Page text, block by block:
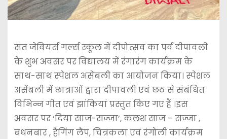
संत जेवियर्स गर्ल्स स्कूल में दीपोत्सव का पर्व दीपावली
के शुभ अवसर पर विद्यालय में रंगारंग कार्यक्रम के
साथ-साथ स्पेशल असेंबली का आयोजन किया। स्पेशल
असेंबली में छात्राओं द्वारा दीपावली एवं छठ से संबंधित
विभिन्न गीत एवं झांकियां प्रस्तुत किए गए हैं ।इस
अवसर पर ‘दिया साज-सज्जा’, कलश साज – सज्जा ,
बंधनबार , हैंगिंग लैंप, चित्रकला एवं रंगोली कार्यक्रम